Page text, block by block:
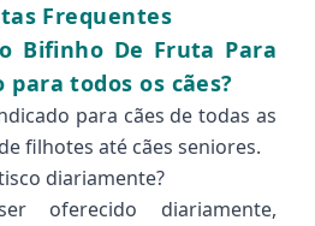
Frequentes
Bifinho De Fruta Para
para todos os cães?
para cães de todas as
filhotes até cães seniores.
diariamente?
oferecido diariamente,